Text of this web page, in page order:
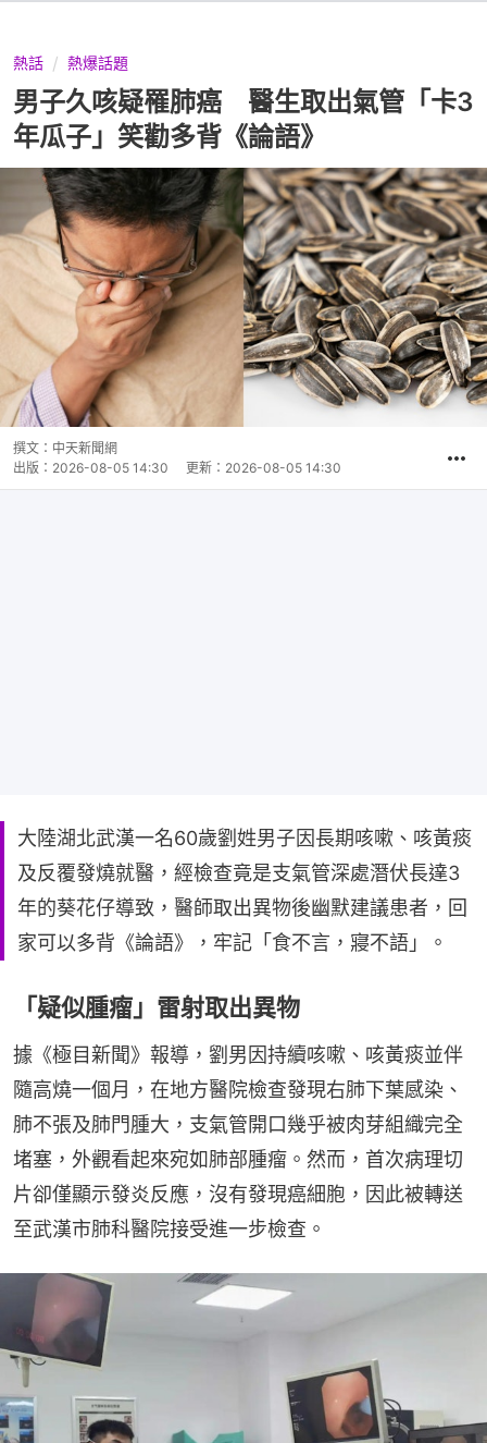
熱話 熱爆話題
男子久咳疑罹肺癌 醫生取出氣管「卡3
年瓜子」笑勸多背《論語》
撰文： 中天新聞網
出版： 2026-08-05 14:30 更新： 2026-08-05 14:30
大陸湖北武漢一名60歲劉姓男子因長期咳嗽、咳黃痰
及反覆發燒就醫，經檢查竟是支氣管深處潛伏長達3
年的葵花仔導致，醫師取出異物後幽默建議患者，回
家可以多背《論語》，牢記「食不言，寢不語」。
「疑似腫瘤」雷射取出異物
據《極目新聞》報導，劉男因持續咳嗽、咳黃痰並伴
隨高燒一個月，在地方醫院檢查發現右肺下葉感染、
肺不張及肺門腫大，支氣管開口幾乎被肉芽組織完全
堵塞，外觀看起來宛如肺部腫瘤。然而，首次病理切
片卻僅顯示發炎反應，沒有發現癌細胞，因此被轉送
至武漢市肺科醫院接受進一步檢查。